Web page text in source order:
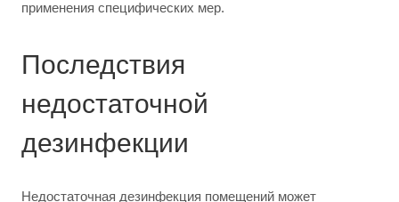
применения специфических мер.
Последствия
недостаточной
дезинфекции
Недостаточная дезинфекция помещений может